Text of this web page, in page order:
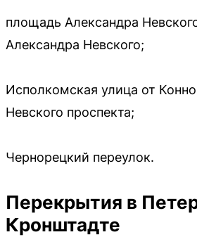
площадь Александра
Александра Невского;
Исполкомская улица от
Невского проспекта;
Чернорецкий переулок.
Перекрытия в
Кронштадте